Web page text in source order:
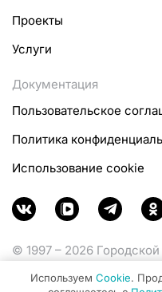
Проекты
Услуги
Документация
Пользовательское
Политика
Использование cookie
© 1997 – 2026
Министерства
Используем Cookie.